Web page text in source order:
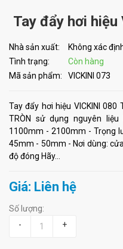
Tay đẩy hơi hiệu
Nhà sản xuất:
Không xác
Tình trạng:
Còn hàng
Mã sản phẩm:
VICKINI 073
Tay đẩy hơi hiệu VICKINI 080
TRÒN sử dụng nguyên
1100mm - 2100mm - Trọng
45mm - 50mm - Nơi dùng:
độ đóng Hãy...
Giá: Liên hệ
Số lượng:
-
+